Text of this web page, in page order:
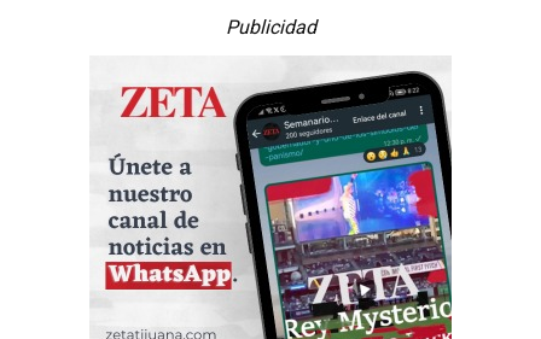
Publicidad